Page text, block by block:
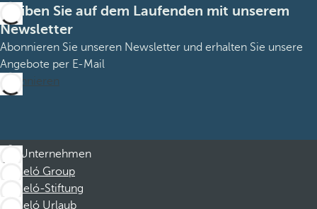
Bleiben Sie auf dem Laufenden mit unserem
Newsletter
Abonnieren Sie unseren Newsletter und erhalten Sie unsere
Angebote per E-Mail
Abonnieren
Unternehmen
Barceló Group
Barceló-Stiftung
Barceló Urlaub